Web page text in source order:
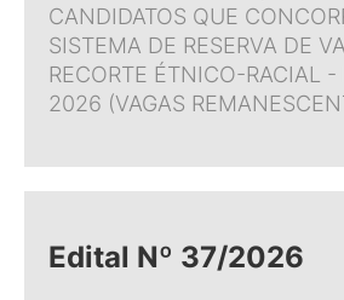
CANDIDATOS QUE
SISTEMA DE RESERVA DE
RECORTE ÉTNICO-RACIAL -
2026 (VAGAS
Edital Nº 37/2026